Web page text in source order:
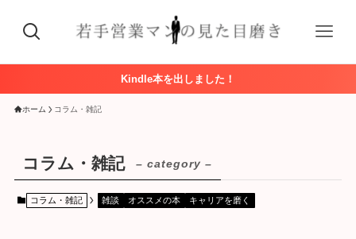
Kindle本を出しました！
ホーム コラム・雑記
コラム・雑記 – category –
コラム・雑記 雑談 オススメの本 キャリアを磨く